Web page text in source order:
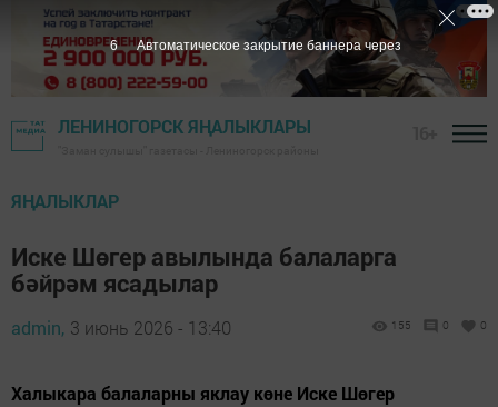
ЛЕНИНОГОРСК ЯҢАЛЫКЛАРЫ
ЯҢАЛЫКЛАР
Иске Шөгер авылында балаларга
бәйрәм ясадылар
admin, 3 июнь 2026 - 13:40 155 0 0
Халыкара балаларны яклау көне Иске Шөгер
4 Автоматическое закрытие баннера через